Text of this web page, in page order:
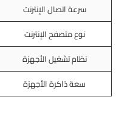
سرعة اتصال الإنترنت
نوع متصفح الإنترنت
نظام تشغيل الأجهزة
سعة ذاكرة الأجهزة